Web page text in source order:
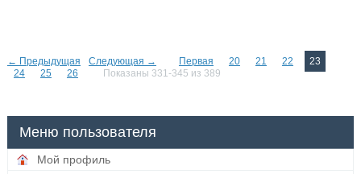
← Предыдущая Следующая → Первая 20 21 22
23
24
25 26 Показаны 331-345 из 389
Меню пользователя
Мой профиль